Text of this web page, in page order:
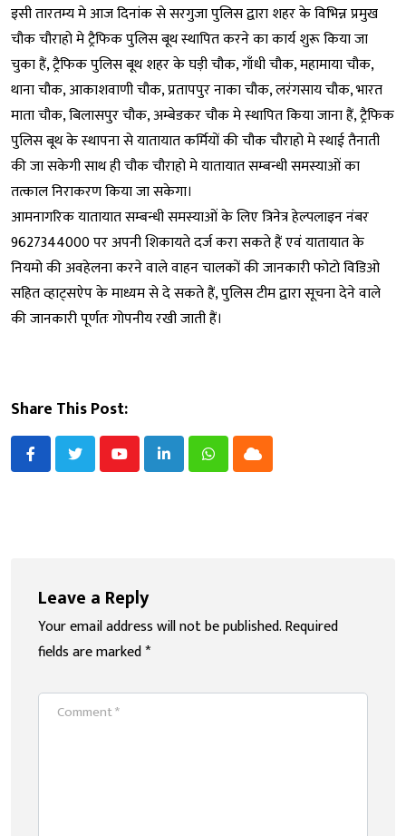
इसी तारतम्य मे आज दिनांक से सरगुजा पुलिस द्वारा शहर के विभिन्न प्रमुख
चौक चौराहो मे ट्रैफिक पुलिस बूथ स्थापित करने का कार्य शुरू किया जा
चुका हैं, ट्रैफिक पुलिस बूथ शहर के घड़ी चौक, गाँधी चौक, महामाया चौक,
थाना चौक, आकाशवाणी चौक, प्रतापपुर नाका चौक, लरंगसाय चौक, भारत
माता चौक, बिलासपुर चौक, अम्बेडकर चौक मे स्थापित किया जाना हैं, ट्रैफिक
पुलिस बूथ के स्थापना से यातायात कर्मियों की चौक चौराहो मे स्थाई तैनाती
की जा सकेगी साथ ही चौक चौराहो मे यातायात सम्बन्धी समस्याओं का
तत्काल निराकरण किया जा सकेगा।
आमनागरिक यातायात सम्बन्धी समस्याओं के लिए त्रिनेत्र हेल्पलाइन नंबर
9627344000 पर अपनी शिकायते दर्ज करा सकते हैं एवं यातायात के
नियमो की अवहेलना करने वाले वाहन चालकों की जानकारी फोटो विडिओ
सहित व्हाट्सऐप के माध्यम से दे सकते हैं, पुलिस टीम द्वारा सूचना देने वाले
की जानकारी पूर्णतः गोपनीय रखी जाती हैं।
Share This Post:
YoutubeLinkedInWhatsappCloud
Leave a Reply
Your email address will not be published.Required
fields are marked*